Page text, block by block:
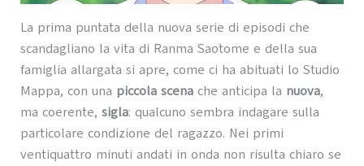
La prima puntata della nuova serie di episodi che
scandagliano la vita di Ranma Saotome e della sua
famiglia allargata si apre, come ci ha abituati lo Studio
Mappa, con una piccola scenache anticipa la nuova,
ma coerente, sigla: qualcuno sembra indagare sulla
particolare condizione del ragazzo. Nei primi
ventiquattro minuti andati in onda non risulta chiaro se